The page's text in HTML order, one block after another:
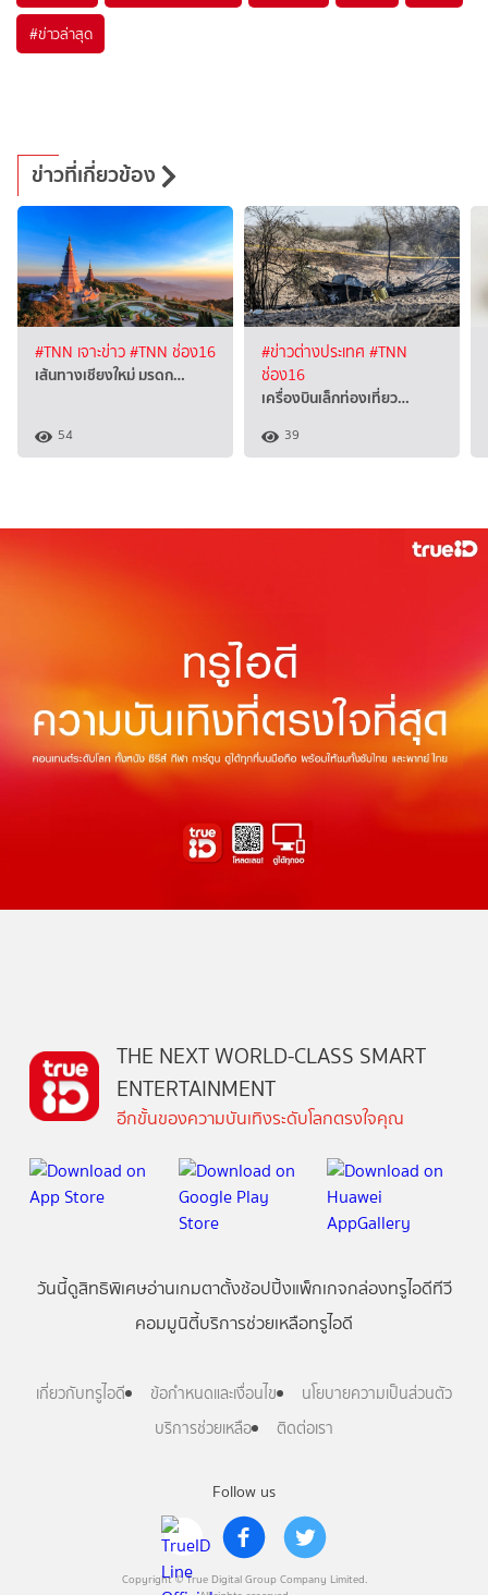
#ข่าวล่าสุด
ข่าวที่เกี่ยวข้อง
#TNN เจาะข่าว#TNN ช่อง16
เส้นทางเชียงใหม่ มรดก…
54
#ข่าวต่างประเทศ #TNN
ช่อง16
เครื่องบินเล็กท่องเที่ยว…
39
Follow us
Copyright © True Digital Group Company Limited.
THE NEXT WORLD-CLASS SMART
ENTERTAINMENT
อีกขั้นของความบันเทิงระดับโลกตรงใจคุณ
วันนี้ดูสิทธิพิเศษอ่านเกมตาตั้งช้อปปิ้งแพ็กเกจกล่องทรูไอดีทีวี
คอมมูนิตี้บริการช่วยเหลือทรูไอดี
เกี่ยวกับทรูไอดี ข้อกำหนดและเงื่อนไข
นโยบายความเป็นส่วนตัว
บริการช่วยเหลือ
ติดต่อเรา